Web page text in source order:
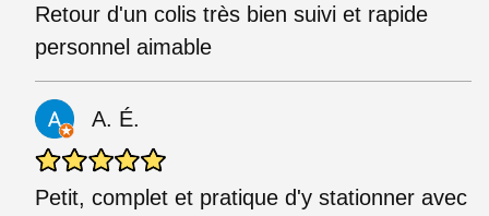
Retour d'un colis très bien suivi et rapide
personnel aimable
A. É.
Petit, complet et pratique d'y stationner avec